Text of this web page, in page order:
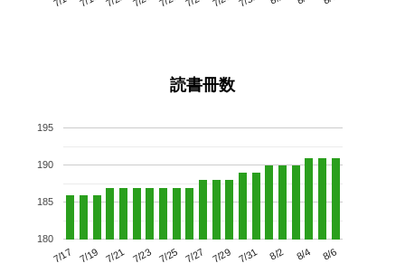
読書冊数
7/17 7/19 7/21 7/23 7/25 7/27 7/29 7/31 8/2 8/4 8/6
180
185
190
195